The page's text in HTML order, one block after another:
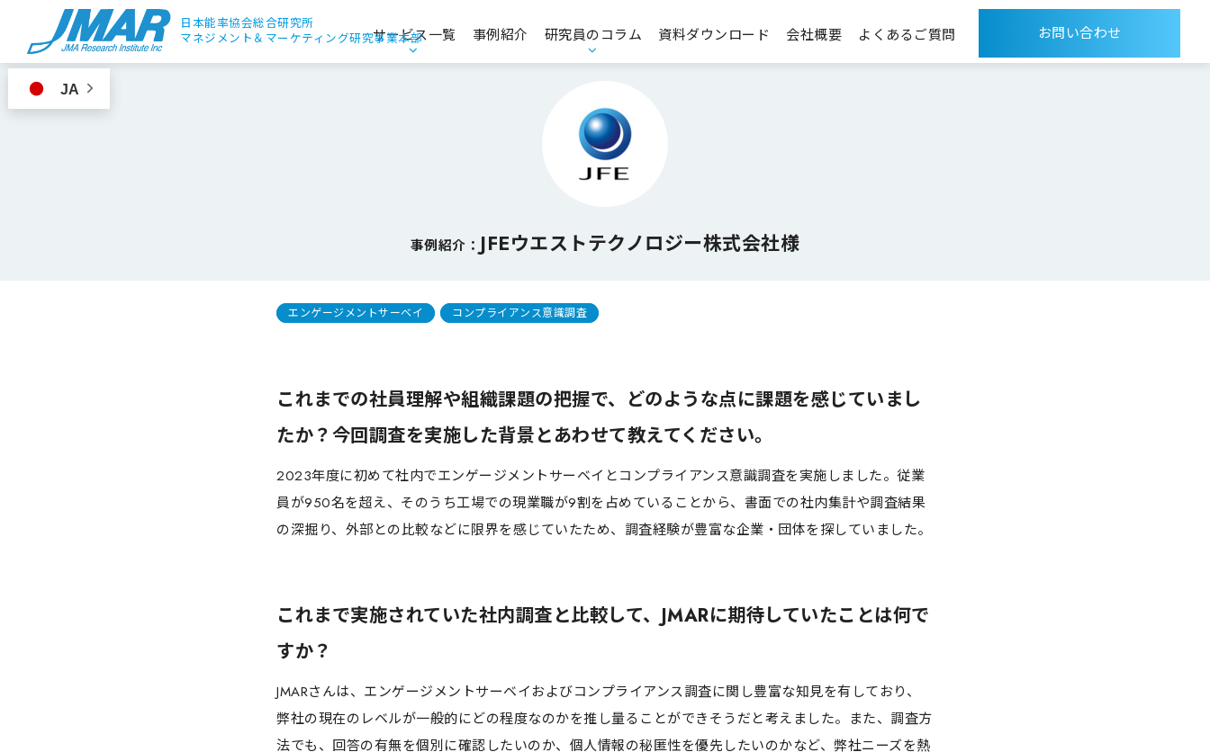
日本能率協会総合研究所
マネジメント＆ マーケティング研究事業本部
サービス一覧
コンプライアンス・CSR・ガバナンス
経営理念策定支援／中期経営計画策定支援
マーケティングリサーチ・データ分析支援
事例紹介 研究員のコラム 資料ダウンロード 会社概要 よくあるご質問 お問い合わせ
事例紹介： JFEウエストテクノロジー株式会社様
エンゲージメントサーベイ コンプライアンス意識調査
これまでの社員理解や組織課題の把握で、どのような点に課題を感じていまし
たか？今回調査を実施した背景とあわせて教えてください。
2023年度に初めて社内でエンゲージメントサーベイとコンプライアンス意識調査を実施しました。従業
員が950名を超え、そのうち工場での現業職が9割を占めていることから、書面での社内集計や調査結果
の深掘り、外部との比較などに限界を感じていたため、調査経験が豊富な企業・団体を探していました。
これまで実施されていた社内調査と比較して、JMARに期待していたことは何で
すか？
JMARさんは、エンゲージメントサーベイおよびコンプライアンス調査に関し豊富な知見を有しており、
弊社の現在のレベルが一般的にどの程度なのかを推し量ることができそうだと考えました。また、調査方
法でも、回答の有無を個別に確認したいのか、個人情報の秘匿性を優先したいのかなど、弊社ニーズを熱
JA